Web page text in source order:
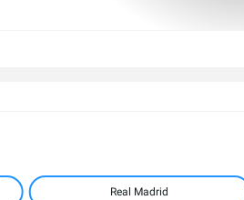
Real Madrid